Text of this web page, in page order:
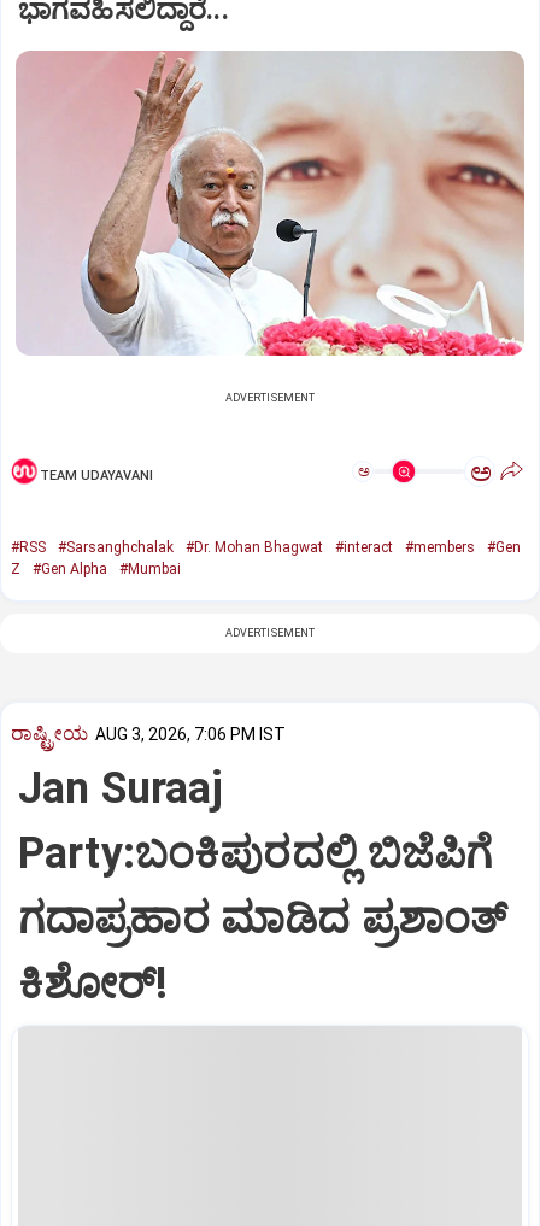
ಭಾಗವಹಿಸಲಿದ್ದಾರೆ...
ADVERTISEMENT
TEAM UDAYAVANI ಅ ಅ
#RSS #Sarsanghchalak #Dr. Mohan Bhagwat #interact #members
#Gen
Z
#Gen Alpha #Mumbai
ADVERTISEMENT
ರಾಷ್ಟ್ರೀಯ AUG 3, 2026, 7:06 PM IST
Jan Suraaj
Party:ಬಂಕಿಪುರದಲ್ಲಿ ಬಿಜೆಪಿಗೆ
ಗದಾಪ್ರಹಾರ ಮಾಡಿದ ಪ್ರಶಾಂತ್
ಕಿಶೋರ್!